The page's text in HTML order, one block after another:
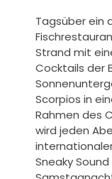
Tagsüber ein
Strand mit
Cocktails der
Scorpios in
Rahmen des
wird jeden
Sneaky